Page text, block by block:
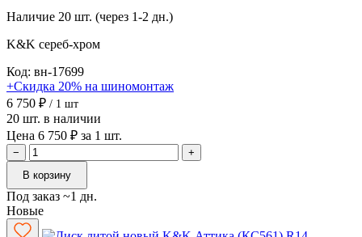
Наличие 20 шт. (через 1-2 дн.)
K&K сереб-хром
Код: вн-17699
+Скидка 20% на шиномонтаж
6 750 ₽ / 1 шт
20 шт. в наличии
Цена 6 750 ₽ за 1 шт.
−
+
В корзину
Под заказ ~1 дн.
Новые